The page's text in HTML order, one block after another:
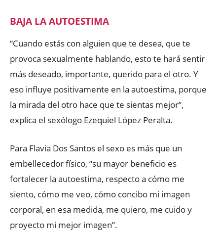
BAJA LA AUTOESTIMA
“Cuando estás con alguien que te desea, que te
provoca sexualmente hablando, esto te hará sentir
más deseado, importante, querido para el otro. Y
eso influye positivamente en la autoestima, porque
la mirada del otro hace que te sientas mejor”,
explica el sexólogo Ezequiel López Peralta.
Para Flavia Dos Santos el sexo es más que un
embellecedor físico, “su mayor beneficio es
fortalecer la autoestima, respecto a cómo me
siento, cómo me veo, cómo concibo mi imagen
corporal, en esa medida, me quiero, me cuido y
proyecto mi mejor imagen”.